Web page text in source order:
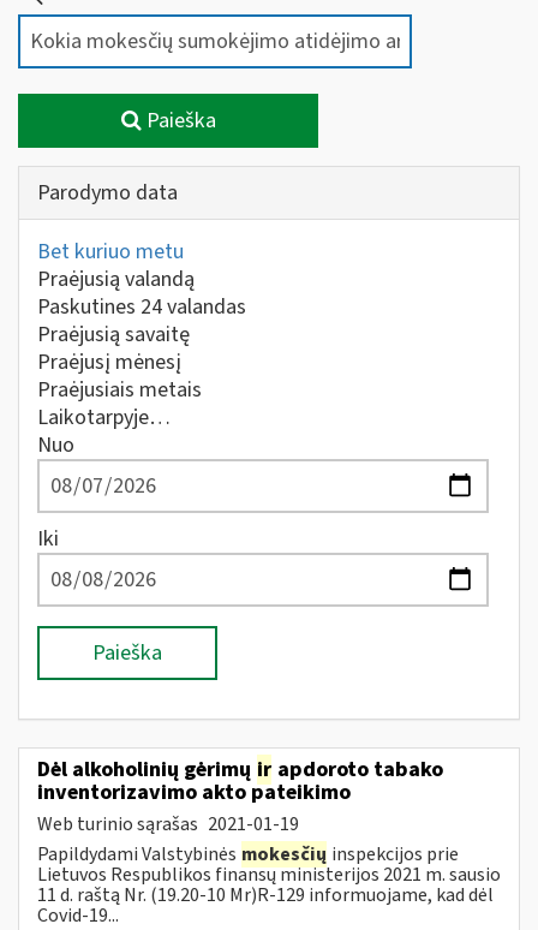
Paieška
Parodymo data
Bet kuriuo metu
Praėjusią valandą
Paskutines 24 valandas
Praėjusią savaitę
Praėjusį mėnesį
Praėjusiais metais
Laikotarpyje…
Nuo
Iki
Paieška
Dėl alkoholinių gėrimų ir apdoroto tabako
inventorizavimo akto pateikimo
Web turinio sąrašas 2021-01-19
Papildydami Valstybinės mokesčių inspekcijos prie
Lietuvos Respublikos finansų ministerijos 2021 m. sausio
11 d. raštą Nr. (19.20-10 Mr)R-129 informuojame, kad dėl
Covid-19...